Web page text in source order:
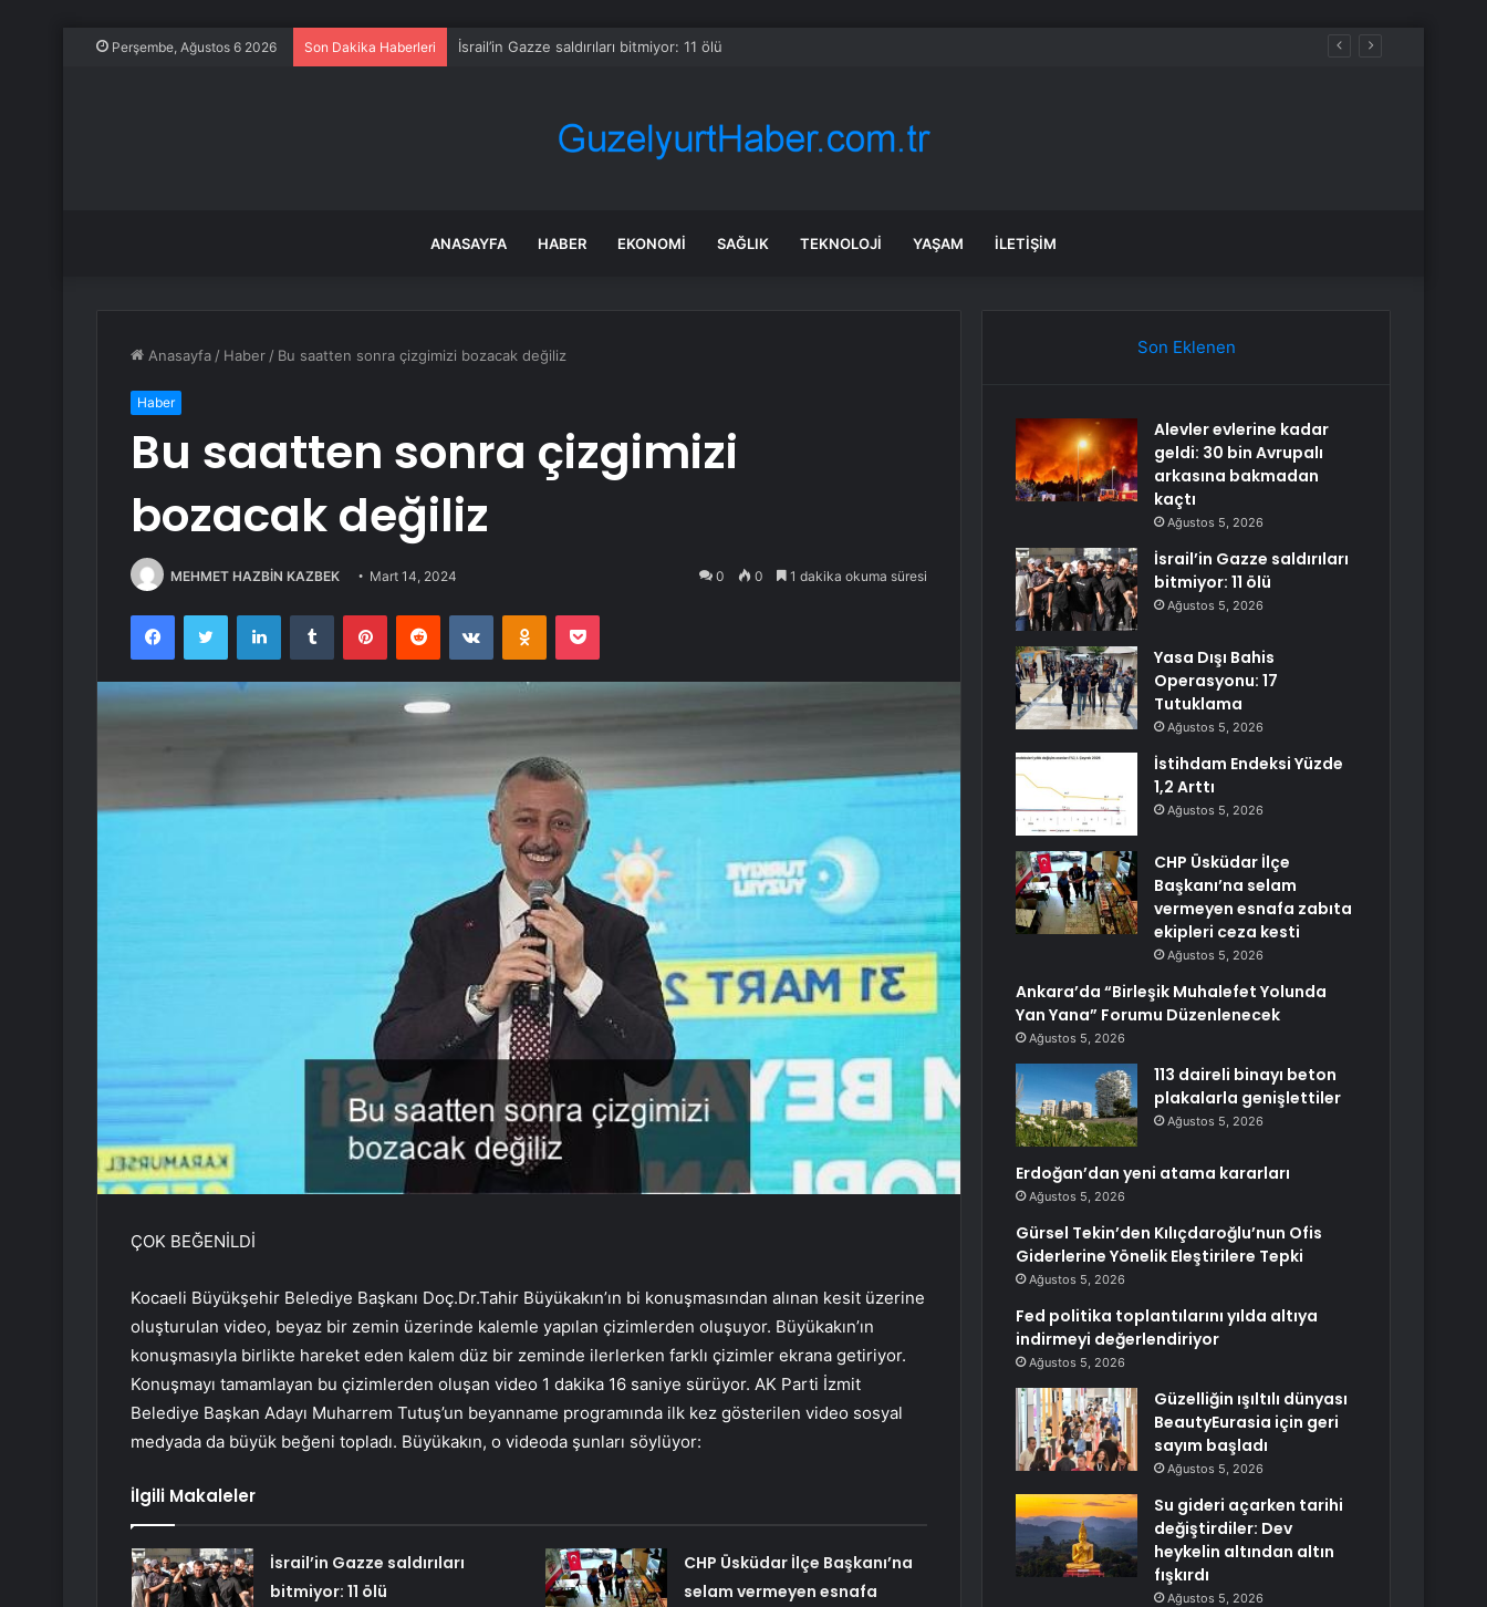
Perşembe, Ağustos 6 2026 Son Dakika Haberleri İsrail’in Gazze saldırıları bitmiyor: 11 ölü
ANASAYFA HABER EKONOMI SAĞLIK TEKNOLOJI YAŞAM İLETIŞIM
Anasayfa / Haber / Bu saatten sonra çizgimizi bozacak değiliz
Haber
Bu saatten sonra çizgimizi
bozacak değiliz
MEHMET HAZBİN KAZBEK Mart 14, 2024 0 0 1 dakika okuma süresi
FacebookTwitter LinkedInTumblr PinterestReddit VKontakteOdnoklassniki
Pocket
ÇOK BEĞENİLDİ
Kocaeli Büyükşehir Belediye Başkanı Doç.Dr.Tahir Büyükakın’ın bi konuşmasından alınan kesit üzerine
oluşturulan video, beyaz bir zemin üzerinde kalemle yapılan çizimlerden oluşuyor. Büyükakın’ın
konuşmasıyla birlikte hareket eden kalem düz bir zeminde ilerlerken farklı çizimler ekrana getiriyor.
Konuşmayı tamamlayan bu çizimlerden oluşan video 1 dakika 16 saniye sürüyor. AK Parti İzmit
Belediye Başkan Adayı Muharrem Tutuş’un beyanname programında ilk kez gösterilen video sosyal
medyada da büyük beğeni topladı. Büyükakın, o videoda şunları söylüyor:
İlgili Makaleler
İsrail’in Gazze saldırıları
bitmiyor: 11 ölü
CHP Üsküdar İlçe Başkanı’na
selam vermeyen esnafa
Son Eklenen
Alevler evlerine kadar
geldi: 30 bin Avrupalı
arkasına bakmadan
kaçtı
Ağustos 5, 2026
İsrail’in Gazze saldırıları
bitmiyor: 11 ölü
Ağustos 5, 2026
Yasa Dışı Bahis
Operasyonu: 17
Tutuklama
Ağustos 5, 2026
İstihdam Endeksi Yüzde
1,2 Arttı
Ağustos 5, 2026
CHP Üsküdar İlçe
Başkanı’na selam
vermeyen esnafa zabıta
ekipleri ceza kesti
Ağustos 5, 2026
Ankara’da “Birleşik Muhalefet Yolunda
Yan Yana” Forumu Düzenlenecek
Ağustos 5, 2026
113 daireli binayı beton
plakalarla genişlettiler
Ağustos 5, 2026
Erdoğan’dan yeni atama kararları
Ağustos 5, 2026
Gürsel Tekin’den Kılıçdaroğlu’nun Ofis
Giderlerine Yönelik Eleştirilere Tepki
Ağustos 5, 2026
Fed politika toplantılarını yılda altıya
indirmeyi değerlendiriyor
Ağustos 5, 2026
Güzelliğin ışıltılı dünyası
BeautyEurasia için geri
sayım başladı
Ağustos 5, 2026
Su gideri açarken tarihi
değiştirdiler: Dev
heykelin altından altın
fışkırdı
Ağustos 5, 2026